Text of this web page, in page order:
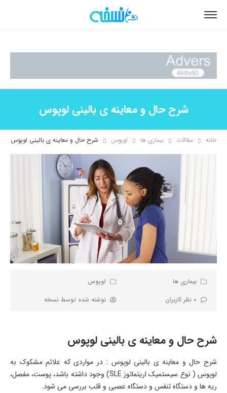
شرح حال و معاینه ی بالینی لوپوس
خانه مقالات بیماری ها لوپوس شرح حال و معاینه ی بالینی لوپوس
بیماری ها
لوپوس
0 نظر کاربران
نوشته شده توسط نسخه
شرح حال و معاینه ی بالینی لوپوس
شرح حال و معاینه ی بالینی لوپوس : در مواردی که علائم مشکوک به
لوپوس ( نوع سیستمیک اریتماتوز SLE) وجود داشته باشد، پوست، مفصل،
ریه ها و دستگاه تنفس و دستگاه عصبی و قلب بررسی می شود.